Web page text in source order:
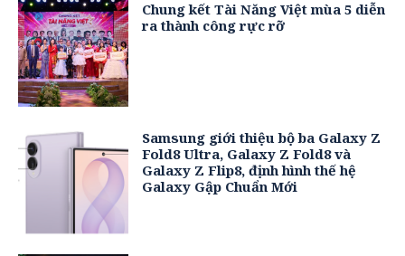
Chung kết Tài Năng Việt mùa 5 diễn
ra thành công rực rỡ
Samsung giới thiệu bộ ba Galaxy Z
Fold8 Ultra, Galaxy Z Fold8 và
Galaxy Z Flip8, định hình thế hệ
Galaxy Gập Chuẩn Mới